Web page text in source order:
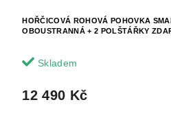
HOŘČICOVÁ ROHOVÁ POHOVKA
OBOUSTRANNÁ + 2 POLŠTÁŘKY
Skladem
12 490 Kč